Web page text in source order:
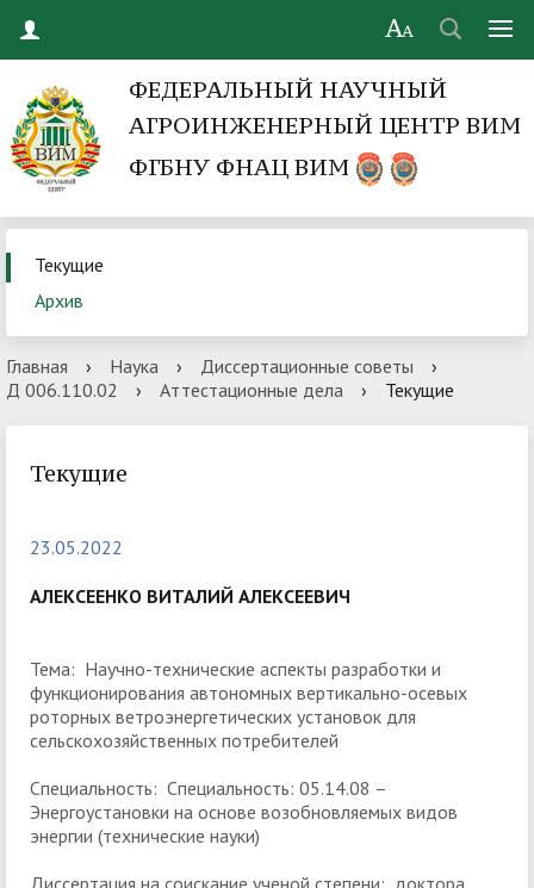
ФЕДЕРАЛЬНЫЙ НАУЧНЫЙ
АГРОИНЖЕНЕРНЫЙ ЦЕНТР ВИМ
ФГБНУ ФНАЦ ВИМ
Текущие
Архив
Главная › Наука › Диссертационные советы
›
Д 006.110.02
› Аттестационные дела › Текущие
Текущие
23.05.2022
АЛЕКСЕЕНКО ВИТАЛИЙ АЛЕКСЕЕВИЧ
Тема: Научно-технические аспекты разработки и
функционирования автономных вертикально-осевых
роторных ветроэнергетических установок для
сельскохозяйственных потребителей
Специальность: Специальность: 05.14.08 –
Энергоустановки на основе возобновляемых видов
энергии (технические науки)